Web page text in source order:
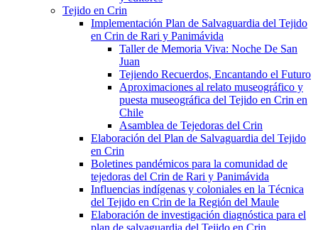
Tejido en Crin
Implementación Plan de Salvaguardia del Tejido
en Crin de Rari y Panimávida
Taller de Memoria Viva: Noche De San
Juan
Tejiendo Recuerdos, Encantando el Futuro
Aproximaciones al relato museográfico y
puesta museográfica del Tejido en Crin en
Chile
Asamblea de Tejedoras del Crin
Elaboración del Plan de Salvaguardia del Tejido
en Crin
Boletines pandémicos para la comunidad de
tejedoras del Crin de Rari y Panimávida
Influencias indígenas y coloniales en la Técnica
del Tejido en Crin de la Región del Maule
Elaboración de investigación diagnóstica para el
plan de salvaguardia del Tejido en Crin